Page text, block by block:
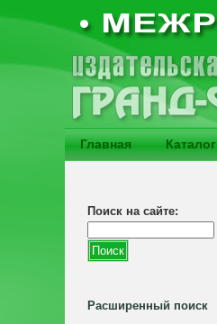
Главная Каталог
Поиск на сайте:
Расширенный поиск